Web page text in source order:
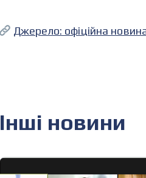
Джерело: офіційна
Інші новини